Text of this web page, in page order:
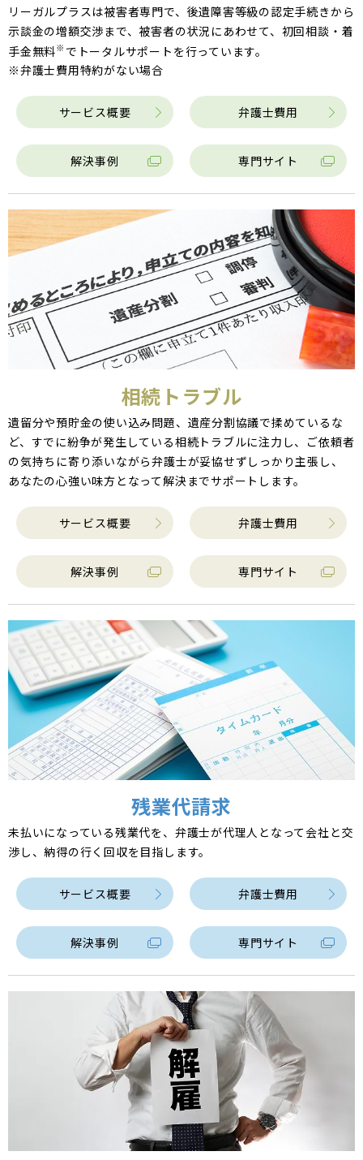
リーガルプラスは被害者専門で、後遺障害等級の認定手続きから
示談金の増額交渉まで、被害者の状況にあわせて、初回相談・着
手金無料※ でトータルサポートを行っています。
※弁護士費用特約がない場合
サービス概要 弁護士費用
解決事例 専門サイト
相続トラブル
遺留分や預貯金の使い込み問題、遺産分割協議で揉めているな
ど、すでに紛争が発生している相続トラブルに注力し、ご依頼者
の気持ちに寄り添いながら弁護士が妥協せずしっかり主張し、
あなたの心強い味方となって解決までサポートします。
サービス概要 弁護士費用
解決事例 専門サイト
残業代請求
未払いになっている残業代を、弁護士が代理人となって会社と交
渉し、納得の行く回収を目指します。
サービス概要 弁護士費用
解決事例 専門サイト